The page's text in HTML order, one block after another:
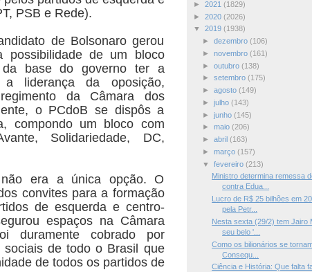
PSB e Rede).
de Bolsonaro gerou
possibilidade de um bloco
da base do governo ter a
a liderança da oposição,
da Câmara dos
o PCdoB se dispôs a
compondo um bloco com
Solidariedade, DC,
era a única opção. O
convites para a formação
de esquerda e centro-
espaços na Câmara
duramente cobrado por
sociais de todo o Brasil que
de todos os partidos de
► 2021 (1829)
► 2020 (2026)
▼ 2019 (1938)
► dezembro (106)
► novembro (161)
► outubro (138)
► setembro (175)
► agosto (149)
► julho (143)
► junho (145)
► maio (206)
► abril (163)
► março (157)
▼ fevereiro (213)
Ministro determina remessa
contra Edua...
Lucro de R$ 25 bilhões em
pela Petr...
Nesta sexta (29/2) tem Jairo
seu belo '...
Como os bilionários se
Consequ...
Ciência e História: Que falta